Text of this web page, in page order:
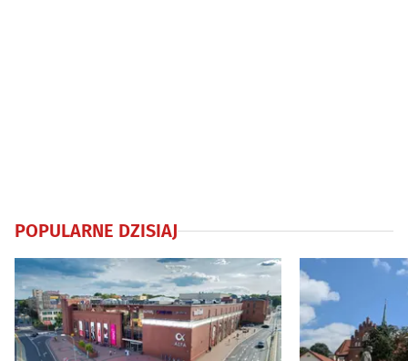
POPULARNE DZISIAJ